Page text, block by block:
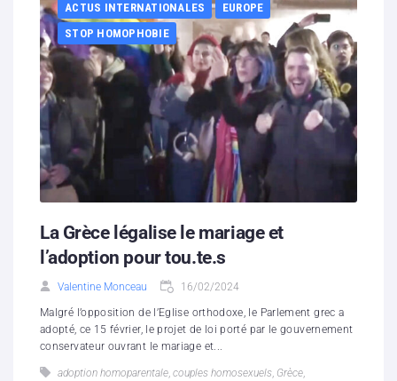
Boutique
Partenaires
Contacts
Hébergement solidaire
ACTUS INTERNATIONALES
EUROPE
STOP HOMOPHOBIE
La Grèce légalise le mariage et
l’adoption pour tou.te.s
Valentine Monceau 16/02/2024
Malgré l’opposition de l’Eglise orthodoxe, le Parlement grec a
adopté, ce 15 février, le projet de loi porté par le gouvernement
conservateur ouvrant le mariage et...
adoption homoparentale, couples homosexuels, Grèce,